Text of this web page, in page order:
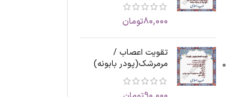
80,000تومان
تقویت اعصاب /
مرمرشک(پودر بابونه)